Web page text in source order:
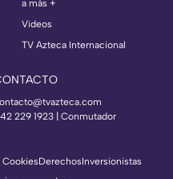
a más +
Videos
TV Azteca Internacional
229 1923 | Conmutador
DerechosInversionistas